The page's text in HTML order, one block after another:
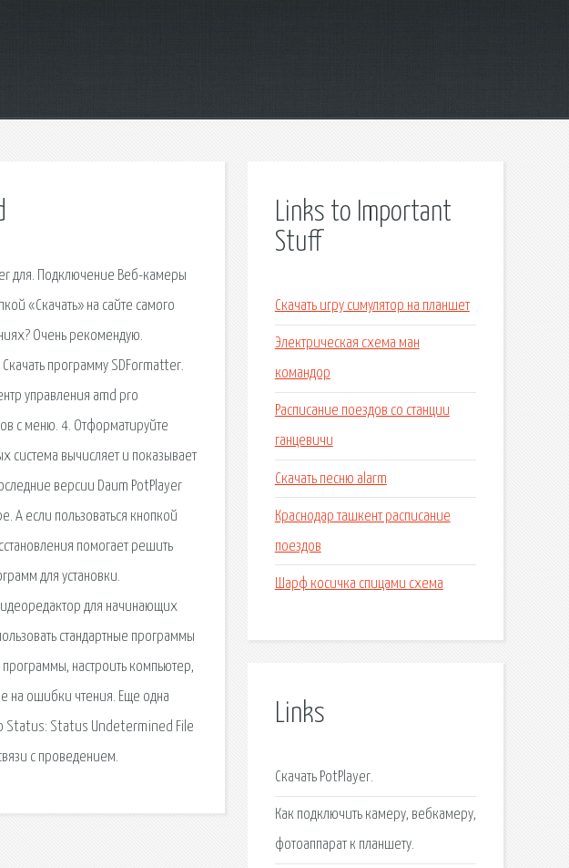
для. Подключение Веб-камеры
«Скачать» на сайте самого
Очень рекомендую.
программу SDFormatter.
управления amd pro
с меню. 4. Отформатируйте
система вычисляет и показывает
версии Daum PotPlayer
А если пользоваться кнопкой
помогает решить
для установки.
для начинающих
стандартные программы
настроить компьютер,
на ошибки чтения. Еще одна
Status: Status Undetermined File
с проведением.
Links to Important
Stuff
Скачать игру симулятор на планшет
Электрическая схема ман
командор
Расписание поездов со станции
ганцевичи
Скачать песню alarm
Краснодар ташкент расписание
поездов
Шарф косичка спицами схема
Links
Скачать PotPlayer.
Как подключить камеру, вебкамеру,
фотоаппарат к планшету.